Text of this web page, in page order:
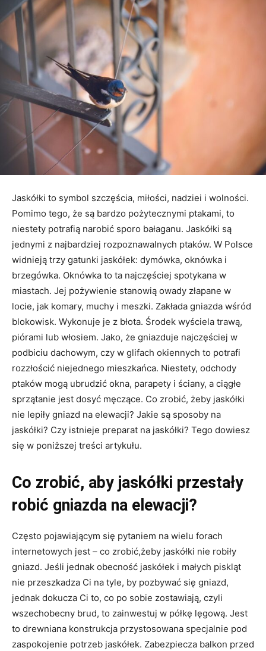
Jaskółki to symbol szczęścia, miłości, nadziei i wolności.
Pomimo tego, że są bardzo pożytecznymi ptakami, to
niestety potrafią narobić sporo bałaganu. Jaskółki są
jednymi z najbardziej rozpoznawalnych ptaków. W Polsce
widnieją trzy gatunki jaskółek: dymówka, oknówka i
brzegówka. Oknówka to ta najczęściej spotykana w
miastach. Jej pożywienie stanowią owady złapane w
locie, jak komary, muchy i meszki. Zakłada gniazda wśród
blokowisk. Wykonuje je z błota. Środek wyściela trawą,
piórami lub włosiem. Jako, że gniazduje najczęściej w
podbiciu dachowym, czy w glifach okiennych to potrafi
rozzłościć niejednego mieszkańca. Niestety, odchody
ptaków mogą ubrudzić okna, parapety i ściany, a ciągłe
sprzątanie jest dosyć męczące. Co zrobić, żeby jaskółki
nie lepiły gniazd na elewacji? Jakie są sposoby na
jaskółki? Czy istnieje preparat na jaskółki? Tego dowiesz
się w poniższej treści artykułu.
Co zrobić, aby jaskółki przestały
robić gniazda na elewacji?
Często pojawiającym się pytaniem na wielu forach
internetowych jest – co zrobić,żeby jaskółki nie robiły
gniazd. Jeśli jednak obecność jaskółek i małych piskląt
nie przeszkadza Ci na tyle, by pozbywać się gniazd,
jednak dokucza Ci to, co po sobie zostawiają, czyli
wszechobecny brud, to zainwestuj w półkę lęgową. Jest
to drewniana konstrukcja przystosowana specjalnie pod
zaspokojenie potrzeb jaskółek. Zabezpiecza balkon przed